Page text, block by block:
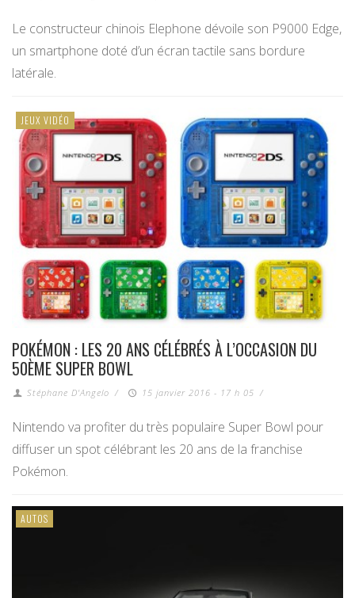
Le constructeur chinois Elephone dévoile son P9000 Edge,
un smartphone doté d’un écran tactile sans bordure
latérale.
JEUX VIDÉO
POKÉMON : LES 20 ANS CÉLÉBRÉS À L’OCCASION DU
50ÈME SUPER BOWL
Stéphane D'Angelo / 15 janvier 2016 - 17 h 05 /
Nintendo va profiter du très populaire Super Bowl pour
diffuser un spot célébrant les 20 ans de la franchise
Pokémon.
AUTOS